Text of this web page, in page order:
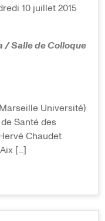
10 juillet 2015
/ Salle de Colloque
Université)
Santé des
Chaudet
[...]